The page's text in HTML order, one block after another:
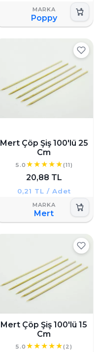
Poppy
Mert Çöp Şiş 100'lü 25
Cm
5.0 (11)
20,88 TL
0,21 TL / Adet
Mert
Mert Çöp Şiş 100'lü 15
Cm
5.0 (2)